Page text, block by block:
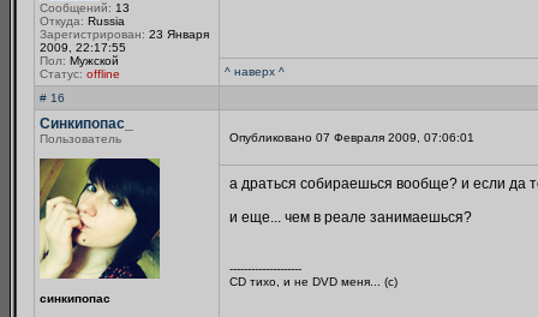
Сообщений: 13
Откуда: Russia
Зарегистрирован: 23 Января
2009, 22:17:55
Пол: Мужской
Статус: offline
^ наверх ^
# 16
Синкипопас_
Пользователь
синкипопас
Опубликовано 07 Февраля 2009, 07:06:01
а драться собираешься вообще? и если да
и еще... чем в реале занимаешься?
--------------------
CD тихо, и не DVD меня... (с)